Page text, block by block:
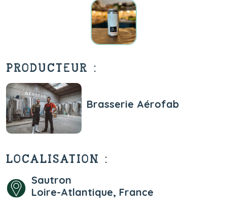
PRODUCTEUR :
Brasserie Aérofab
LOCALISATION :
Sautron
Loire-Atlantique, France